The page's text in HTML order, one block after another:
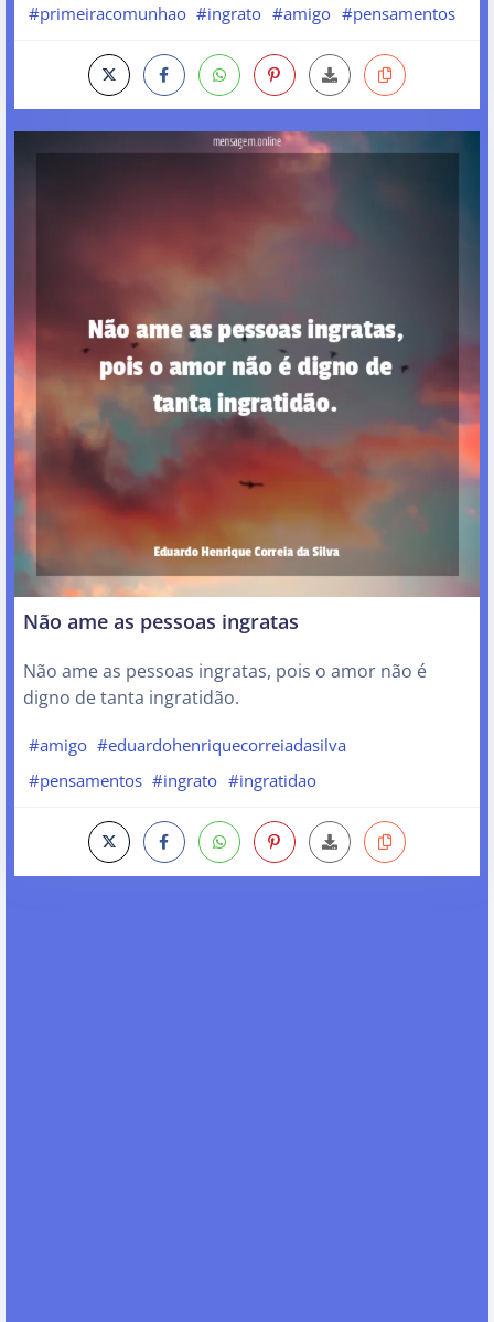
#primeiracomunhao #ingrato #amigo #pensamentos
Não ame as pessoas ingratas
Não ame as pessoas ingratas, pois o amor não é
digno de tanta ingratidão.
#amigo #eduardohenriquecorreiadasilva
#pensamentos #ingrato #ingratidao